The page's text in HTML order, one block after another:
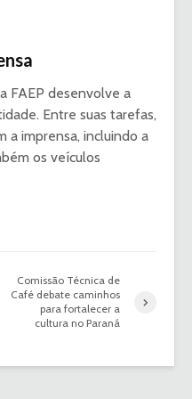
FAEP desenvolve a
Entre suas tarefas,
a imprensa, incluindo a
os veículos
Comissão Técnica de
Café debate caminhos
para fortalecer a
cultura no Paraná